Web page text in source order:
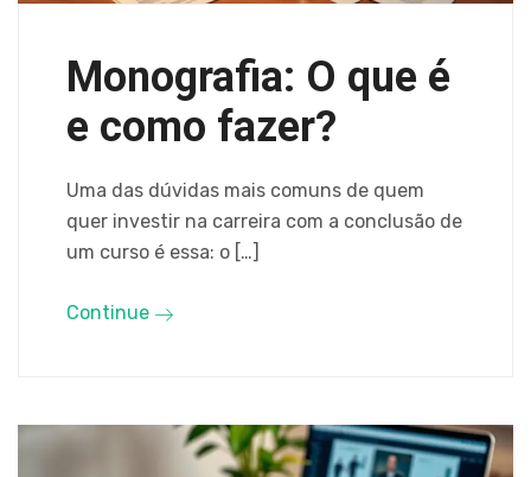
Monografia: O que é
e como fazer?
Uma das dúvidas mais comuns de quem
quer investir na carreira com a conclusão de
um curso é essa: o […]
Continue